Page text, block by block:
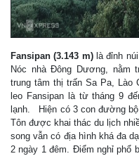
Fansipan (3.143 m)là đỉnh
Nóc nhà Đông Dương, nằm
trung tâm thị trấn Sa Pa, Lào
leo Fansipan là từ tháng 9
lạnh. Hiện có 3 con đường bộ
Tôn được khai thác du lịch
song vẫn có địa hình khá đa
2 ngày 1 đêm. Điểm nghỉ phổ